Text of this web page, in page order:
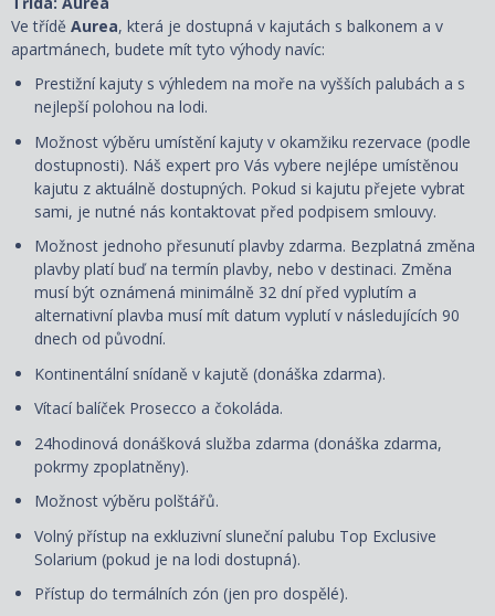
Ve třídě Aurea, která je dostupná v kajutách s balkonem a v
apartmánech, budete mít tyto výhody navíc:
Prestižní kajuty s výhledem na moře na vyšších palubách a s
nejlepší polohou na lodi.
Možnost výběru umístění kajuty v okamžiku rezervace (podle
dostupnosti). Náš expert pro Vás vybere nejlépe umístěnou
kajutu z aktuálně dostupných. Pokud si kajutu přejete vybrat
sami, je nutné nás kontaktovat před podpisem smlouvy.
Možnost jednoho přesunutí plavby zdarma. Bezplatná změna
plavby platí buď na termín plavby, nebo v destinaci. Změna
musí být oznámená minimálně 32 dní před vyplutím a
alternativní plavba musí mít datum vyplutí v následujících 90
dnech od původní.
Kontinentální snídaně v kajutě (donáška zdarma).
Vítací balíček Prosecco a čokoláda.
24hodinová donášková služba zdarma (donáška zdarma,
pokrmy zpoplatněny).
Možnost výběru polštářů.
Volný přístup na exkluzivní sluneční palubu Top Exclusive
Solarium (pokud je na lodi dostupná).
Přístup do termálních zón (jen pro dospělé).